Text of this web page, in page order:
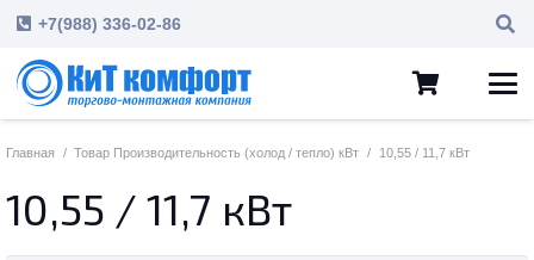
+7(988) 336-02-86
Главная / Товар Производительность (холод / тепло) кВт / 10,55 / 11,7 кВт
10,55 / 11,7 кВт